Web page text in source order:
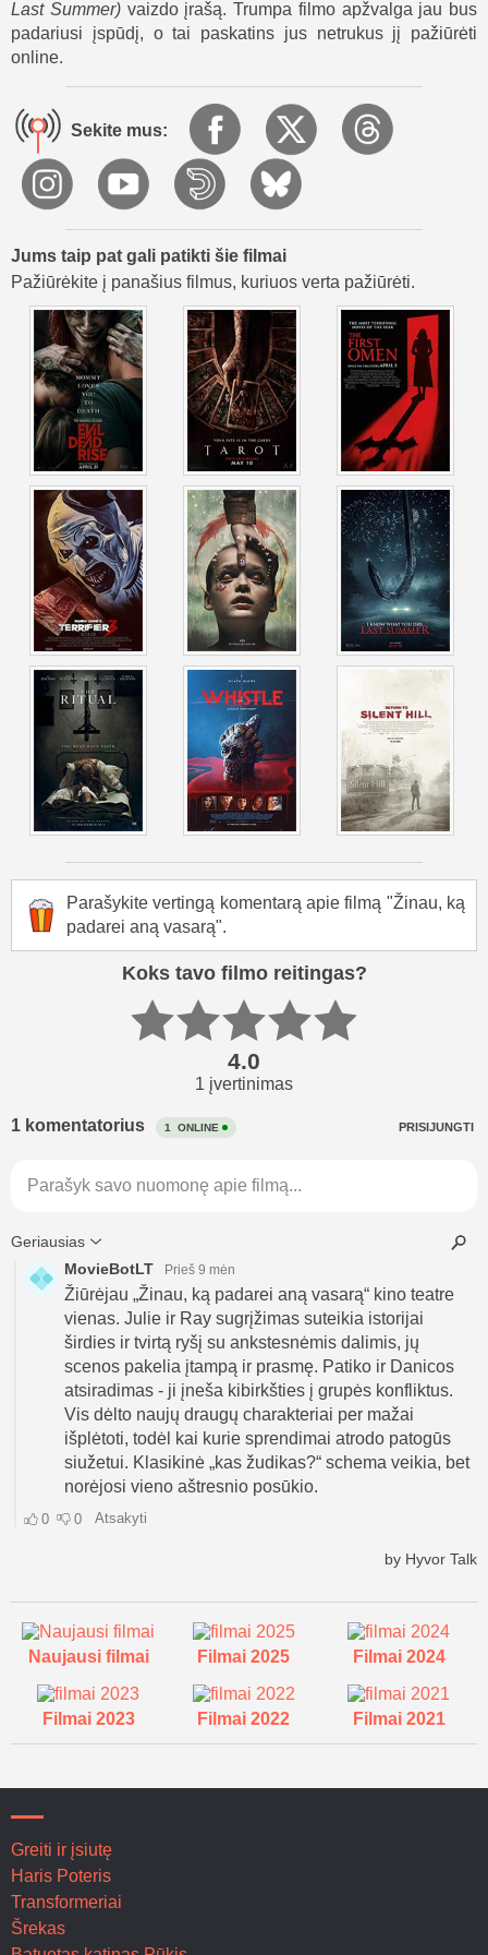
buvęs vyras ir Styvės viršininkas – toliau vykdo kruviną
kerštą prieš draugus ir jų šeimas. Pirmasis žūva Mikis, po to
Tedis ir Grantas Spenseris, baimė auga. Lemiama akistata
įvyksta Tedžio jachtoje, kur paaiškėja Styvės ir Rėjaus
sąmokslas. Danika sužeidžiama ir išmetama už borto, tačiau
išgyvena, o Ava nušauna Rėjų. Filmos „Žinau, ką padarei
aną vasarą“ pabaigoje lieka užuomina, kad Styvė vis dar
gyva, nes Džiulė gauna naują grasinantį laišką – košmaras
nesibaigė.
Last Summer)vaizdo įrašą. Trumpa filmo apžvalga jau bus
padariusi įspūdį, o tai paskatins jus netrukus jį pažiūrėti
online.
Sekite mus:
Jums taip pat gali patikti šie filmai
Pažiūrėkite į panašius filmus, kuriuos verta pažiūrėti.
Parašykite vertingą komentarą apie filmą "Žinau, ką
padarei aną vasarą".
Naujausi filmai Filmai 2025 Filmai 2024
Filmai 2023 Filmai 2022 Filmai 2021
Greiti ir įsiutę
Haris Poteris
Transformeriai
Šrekas